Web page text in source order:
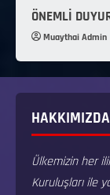
ÖNEMLİ
Muaythai Admin
HAKKIMIZDA
Ülkemizin her
Kuruluşları ile